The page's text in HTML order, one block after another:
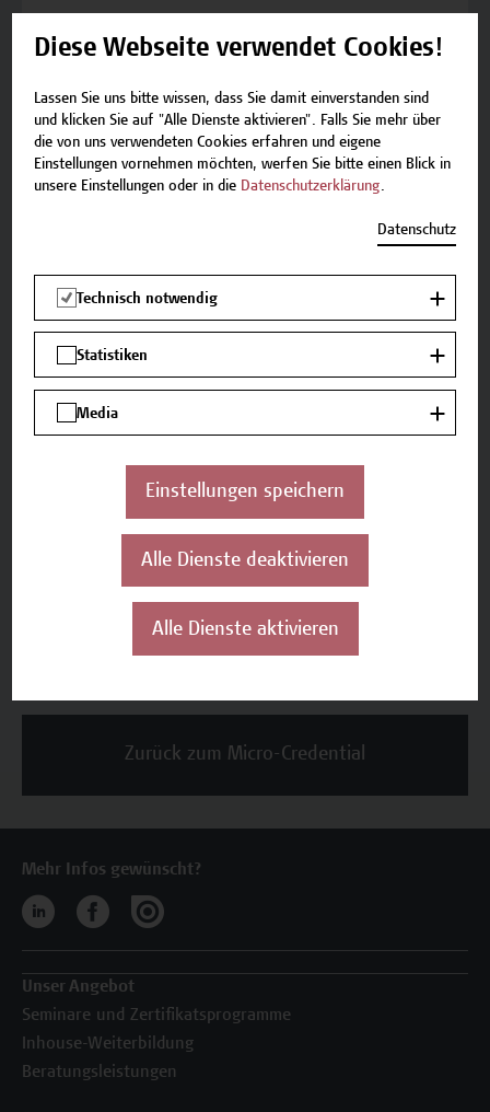
Ein branchenweit anerkanntes IT-Zertifikat des
Kooperationen
ETC-Enterprise Training Center
Favoritenstrasse 222
1100 Wien
ECTS
1
Termine und Anmeldung
Beschreibung
Zurück zum Micro-Credential
Mehr Infos gewünscht?
Unser Angebot
Seminare und Zertifikatsprogramme
Inhouse-Weiterbildung
Beratungsleistungen
Diese Webseite verwendet Cookies!
Lassen Sie uns bitte wissen, dass Sie damit einverstanden sind
und klicken Sie auf "Alle Dienste aktivieren". Falls Sie mehr über
die von uns verwendeten Cookies erfahren und eigene
Einstellungen vornehmen möchten, werfen Sie bitte einen Blick in
unsere Einstellungen oder in die Datenschutzerklärung.
Datenschutz
Technisch notwendig
Statistiken
Media
Einstellungen speichern
Alle Dienste deaktivieren
Alle Dienste aktivieren